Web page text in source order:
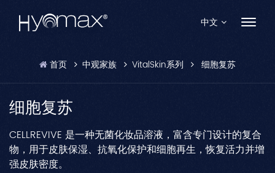
中文
Español
Pусский
首页 中观家族 VitalSkin系列 细胞复苏
细胞复苏
CELLREVIVE 是一种无菌化妆品溶液，富含专门设计的复合
物，用于皮肤保湿、抗氧化保护和细胞再生，恢复活力并增
强皮肤密度。